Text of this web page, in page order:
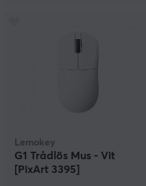
Lemokey
G1 Trådlös Mus - Vit
[PixArt 3395]